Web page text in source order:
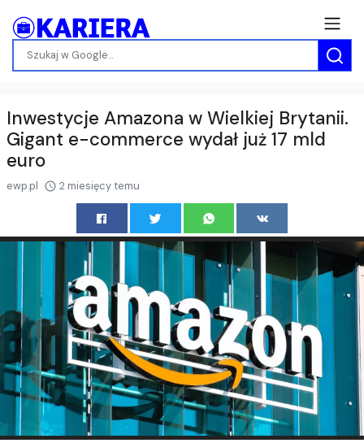
Inwestycje Amazona w Wielkiej Brytanii.
Gigant e-commerce wydał już 17 mld
euro
ewp.pl 2 miesięcy temu